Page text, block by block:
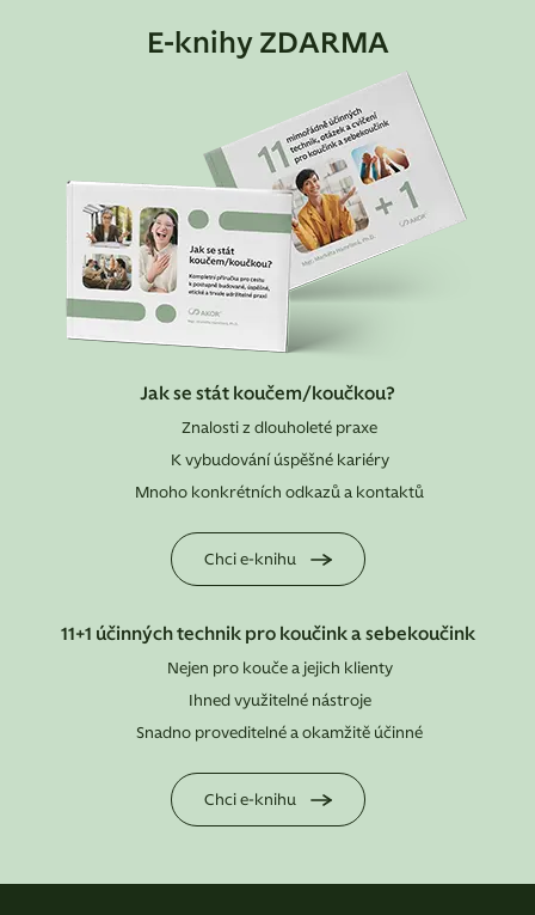
E-knihy ZDARMA
Jak se stát koučem/koučkou?
Znalosti z dlouholeté praxe
K vybudování úspěšné kariéry
Mnoho konkrétních odkazů a kontaktů
Chci e-knihu
11+1 účinných technik pro koučink a sebekoučink
Nejen pro kouče a jejich klienty
Ihned využitelné nástroje
Snadno proveditelné a okamžitě účinné
Chci e-knihu